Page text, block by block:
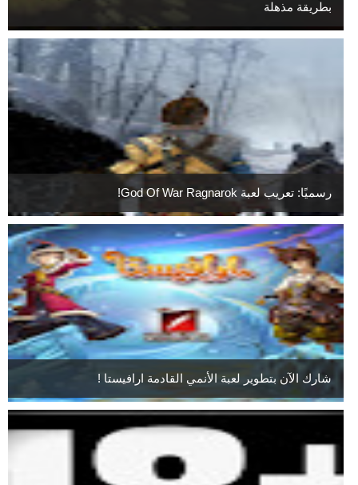
بطريقة مذهلة
رسميًا: تعريب لعبة God Of War Ragnarok!
شارك الآن بتطوير لعبة الأنمي القادمة ارافيستا !